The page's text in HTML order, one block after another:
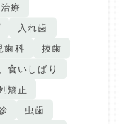
療
入れ歯
歯科
抜歯
食いしばり
矯正
虫歯